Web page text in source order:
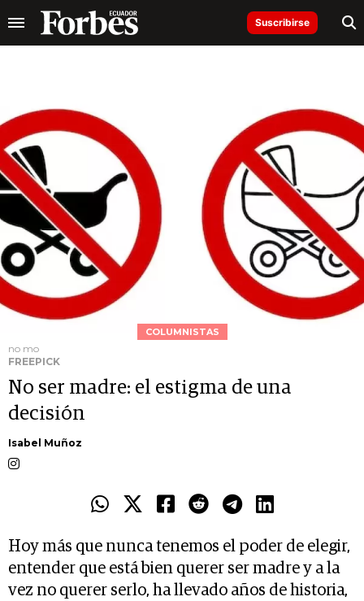
Suscribirse
COLUMNISTAS
no mo
FREEPICK
No ser madre: el estigma de una
decisión
Isabel Muñoz
Hoy más que nunca tenemos el poder de elegir,
entender que está bien querer ser madre y a la
vez no querer serlo, ha llevado años de historia,